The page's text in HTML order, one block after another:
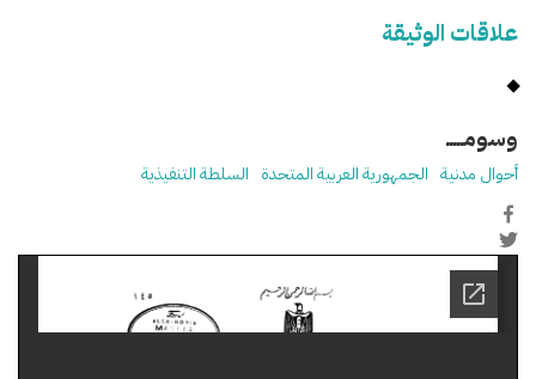
علاقات الوثيقة
وسومـــــ
أحوال مدنية الجمهورية العربية المتحدة السلطة التنفيذية